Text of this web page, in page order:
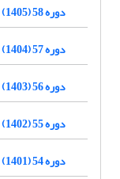
دوره 58 (1405)
دوره 57 (1404)
دوره 56 (1403)
دوره 55 (1402)
دوره 54 (1401)